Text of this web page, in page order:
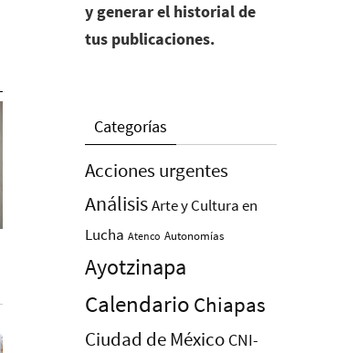
y generar el historial de
tus publicaciones.
Categorías
Acciones urgentes
AnálisisArte y Cultura en
Lucha Atenco Autonomías
Ayotzinapa
Calendario Chiapas
Ciudad de México CNI-